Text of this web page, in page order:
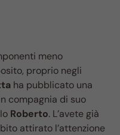
meno
proprio negli
ha pubblicato una
compagnia di suo
Roberto. L’avete già
attirato l’attenzione